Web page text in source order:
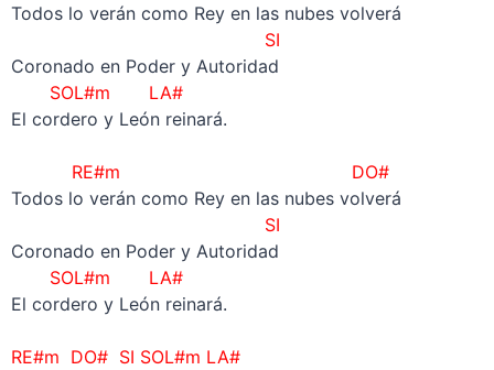
Todos lo verán como Rey en las nubes volverá
SI
Coronado en Poder y Autoridad
SOL#m
LA#
El cordero y León reinará.
RE#m
DO#
Todos lo verán como Rey en las nubes volverá
SI
Coronado en Poder y Autoridad
SOL#m
LA#
El cordero y León reinará.
RE#m DO# SI SOL#m LA#